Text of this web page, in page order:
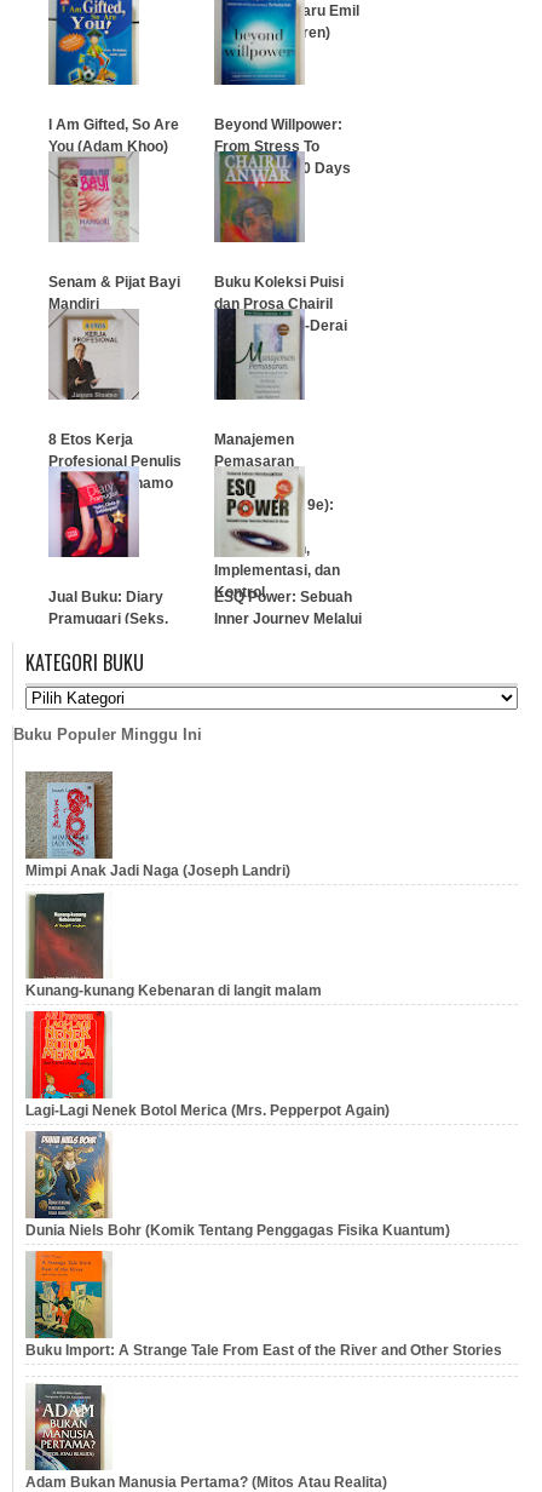
…
Kenakalan Baru Emil
(Astrid Lindgren)
…
I Am Gifted, So Are
You (Adam Khoo)
…
Beyond Willpower:
From Stress To
Success In 40 Days
…
Senam & Pijat Bayi
Mandiri
Buku Koleksi Puisi
dan Prosa Chairil
Anwar: Derai-Derai
Cemara
8 Etos Kerja
Profesional Penulis
Jansen H. Sinamo
…
Manajemen
Pemasaran
(Marketing
Management 9e):
Analisis,
Perencanaan,
Implementasi, dan
Kontrol
Jual Buku: Diary
Pramugari (Seks,
Kisah Nyata
…
ESQ Power: Sebuah
Inner Journey Melalui
…
KATEGORI BUKU
Buku Populer Minggu Ini
Mimpi Anak Jadi Naga (Joseph Landri)
Kunang-kunang Kebenaran di langit malam
Lagi-Lagi Nenek Botol Merica (Mrs. Pepperpot Again)
Dunia Niels Bohr (Komik Tentang Penggagas Fisika Kuantum)
Buku Import: A Strange Tale From East of the River and Other Stories
Adam Bukan Manusia Pertama? (Mitos Atau Realita)